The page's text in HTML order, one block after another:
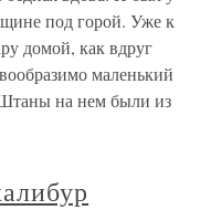
под горой. Уже к
домой, как вдруг
маленький
на нем были из